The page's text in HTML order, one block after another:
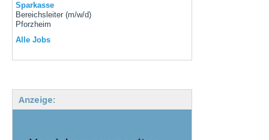
Sparkasse
Bereichsleiter (m/w/d)
Pforzheim
Alle Jobs
Anzeige: